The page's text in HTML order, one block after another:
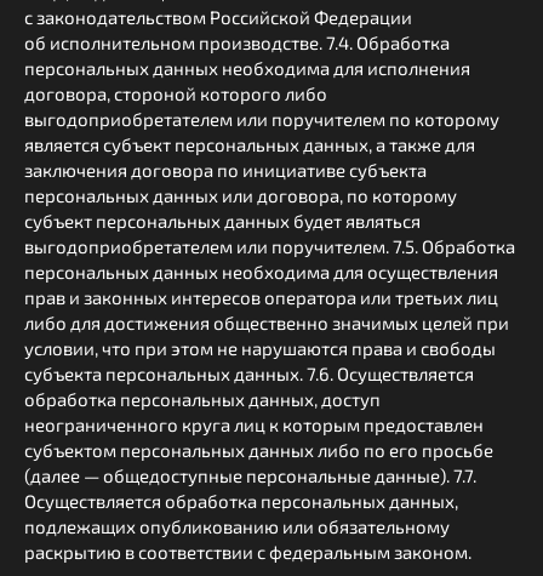
с законодательством Российской Федерации
об исполнительном производстве. 7.4. Обработка
персональных данных необходима для исполнения
договора, стороной которого либо
выгодоприобретателем или поручителем по которому
является субъект персональных данных, а также для
заключения договора по инициативе субъекта
персональных данных или договора, по которому
субъект персональных данных будет являться
выгодоприобретателем или поручителем. 7.5. Обработка
персональных данных необходима для осуществления
прав и законных интересов оператора или третьих лиц
либо для достижения общественно значимых целей при
условии, что при этом не нарушаются права и свободы
субъекта персональных данных. 7.6. Осуществляется
обработка персональных данных, доступ
неограниченного круга лиц к которым предоставлен
субъектом персональных данных либо по его просьбе
(далее — общедоступные персональные данные). 7.7.
Осуществляется обработка персональных данных,
подлежащих опубликованию или обязательному
раскрытию в соответствии с федеральным законом.